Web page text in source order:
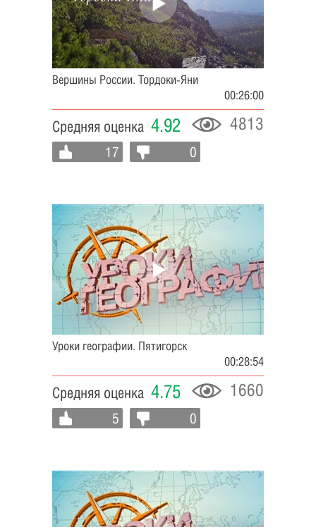
Вершины России. Тордоки-Яни
00:26:00
Средняя оценка 4.92 4813
17 0
Уроки географии. Пятигорск
00:28:54
Средняя оценка 4.75 1660
5 0